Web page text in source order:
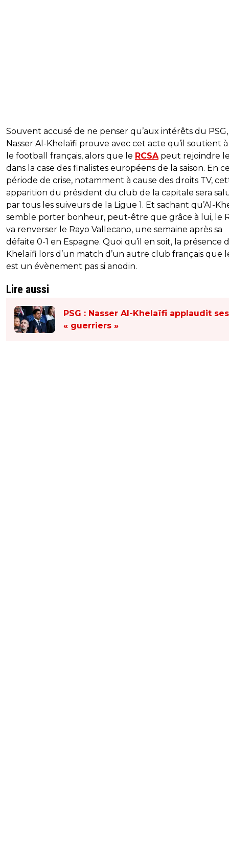
Souvent accusé de ne penser qu’aux intérêts du PSG,
Nasser Al-Khelaïfi prouve avec cet acte qu’il soutient
le football français, alors que le RCSApeut rejoindre
dans la case des finalistes européens de la saison. En
période de crise, notamment à cause des droits TV,
apparition du président du club de la capitale sera
par tous les suiveurs de la Ligue 1. Et sachant qu’Al-
semble porter bonheur, peut-être que grâce à lui, le
va renverser le Rayo Vallecano, une semaine après sa
défaite 0-1 en Espagne. Quoi qu’il en soit, la présence
Khelaïfi lors d’un match d’un autre club français que
est un évènement pas si anodin.
Lire aussi
PSG : Nasser Al-Khelaïfi applaudit ses
« guerriers »